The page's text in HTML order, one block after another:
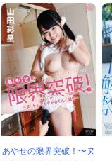
あやせの限界突破！〜ヌ